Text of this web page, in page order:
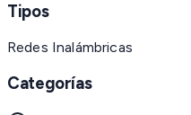
Tipos
Redes Inalámbricas
Categorías